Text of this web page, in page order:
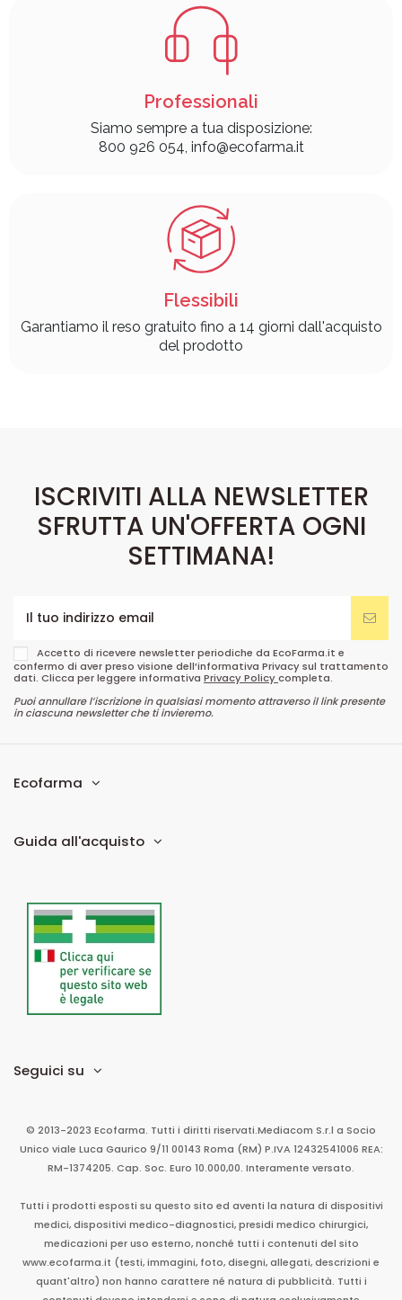
Professionali
Siamo sempre a tua disposizione:
800 926 054, info@ecofarma.it
Flessibili
Garantiamo il reso gratuito fino a 14 giorni dall'acquisto
del prodotto
ISCRIVITI ALLA NEWSLETTER
SFRUTTA UN'OFFERTA OGNI
SETTIMANA!
Accetto di ricevere newsletter periodiche da EcoFarma.it e
confermo di aver preso visione dell’informativa Privacy sul trattamento
dati. Clicca per leggere informativa Privacy Policycompleta.
Puoi annullare l’iscrizione in qualsiasi momento attraverso il link presente
in ciascuna newsletter che ti invieremo.
Ecofarma
Guida all'acquisto
Seguici su
© 2013-2023 Ecofarma. Tutti i diritti riservati.Mediacom S.r.l a Socio
Unico viale Luca Gaurico 9/11 00143 Roma (RM) P.IVA 12432541006 REA:
RM-1374205. Cap. Soc. Euro 10.000,00. Interamente versato.
Tutti i prodotti esposti su questo sito ed aventi la natura di dispositivi
medici, dispositivi medico-diagnostici, presidi medico chirurgici,
medicazioni per uso esterno, nonché tutti i contenuti del sito
www.ecofarma.it (testi, immagini, foto, disegni, allegati, descrizioni e
quant'altro) non hanno carattere né natura di pubblicità. Tutti i